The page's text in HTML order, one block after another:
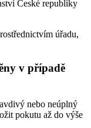
České republiky
úřadu,
v případě
nebo neúplný
pokutu až do výše